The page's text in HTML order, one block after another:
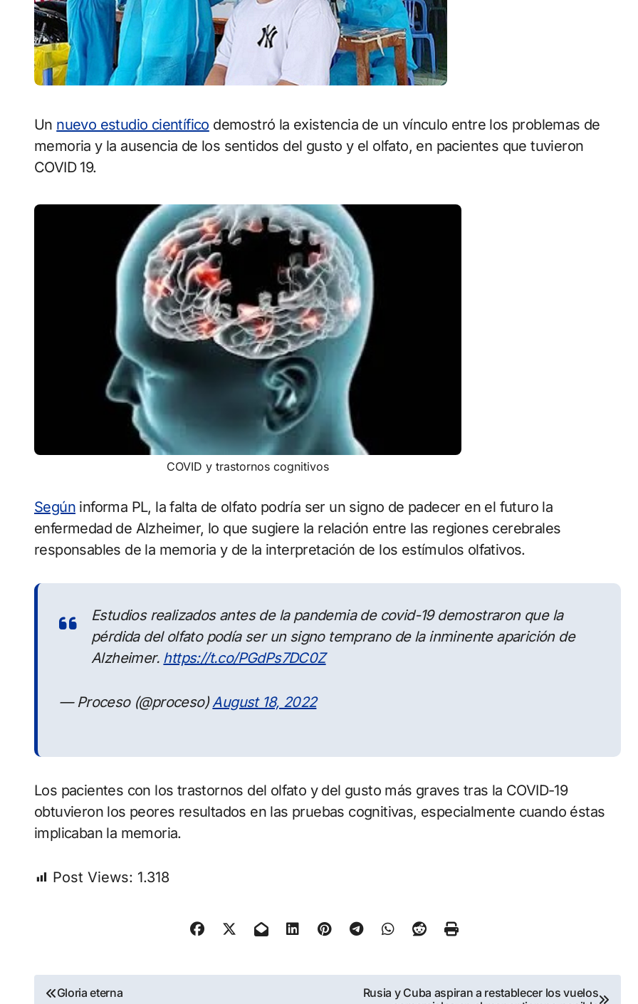
Un nuevo estudio científico demostró la existencia de un vínculo entre los problemas de
memoria y la ausencia de los sentidos del gusto y el olfato, en pacientes que tuvieron
COVID 19.
COVID y trastornos cognitivos
Según informa PL, la falta de olfato podría ser un signo de padecer en el futuro la
enfermedad de Alzheimer, lo que sugiere la relación entre las regiones cerebrales
responsables de la memoria y de la interpretación de los estímulos olfativos.
Estudios realizados antes de la pandemia de covid-19 demostraron que la
pérdida del olfato podía ser un signo temprano de la inminente aparición de
Alzheimer. https://t.co/PGdPs7DC0Z
— Proceso (@proceso)August 18, 2022
Los pacientes con los trastornos del olfato y del gusto más graves tras la COVID-19
obtuvieron los peores resultados en las pruebas cognitivas, especialmente cuando éstas
implicaban la memoria.
Post Views: 1.318
Navegación
Gloria eterna
Rusia y Cuba aspiran a restablecer los vuelos